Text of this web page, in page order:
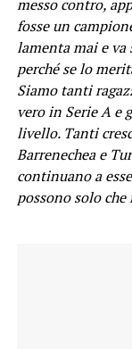
messo contro,
fosse un
lamenta mai e va
perché se lo
Siamo tanti
vero in Serie A e
livello. Tanti
Barrenechea e
continuano a
possono solo che